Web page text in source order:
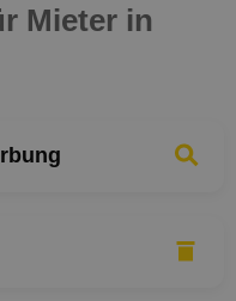
Mieter in